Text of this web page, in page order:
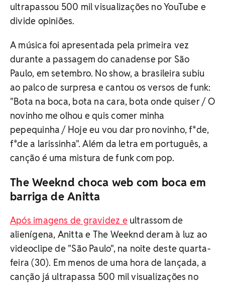
ultrapassou 500 mil visualizações no YouTube e
divide opiniões.
A música foi apresentada pela primeira vez
durante a passagem do canadense por São
Paulo, em setembro. No show, a brasileira subiu
ao palco de surpresa e cantou os versos de funk:
"Bota na boca, bota na cara, bota onde quiser / O
novinho me olhou e quis comer minha
pepequinha / Hoje eu vou dar pro novinho, f*de,
f*de a larissinha". Além da letra em português, a
canção é uma mistura de funk com pop.
The Weeknd choca web com boca em
barriga de Anitta
Após imagens de gravidez e ultrassom de
alienígena, Anitta e The Weeknd deram à luz ao
videoclipe de "São Paulo", na noite deste quarta-
feira (30). Em menos de uma hora de lançada, a
canção já ultrapassa 500 mil visualizações no